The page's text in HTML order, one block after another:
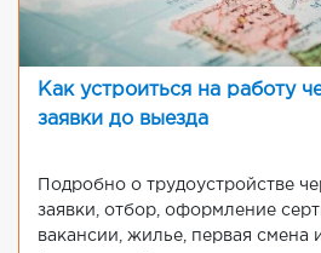
Как устроиться на работу
заявки до выезда
Подробно о трудоустройстве
заявки, отбор, оформление
вакансии, жилье, первая смена